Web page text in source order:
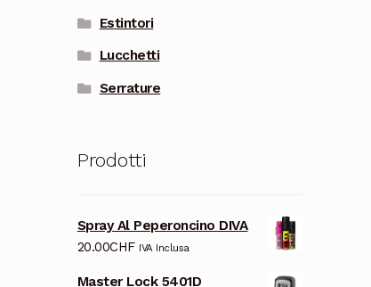
Estintori
Lucchetti
Serrature
Prodotti
Spray Al Peperoncino DIVA
20.00CHF IVA Inclusa
Master Lock 5401D